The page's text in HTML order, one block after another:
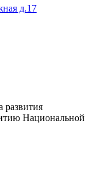
д.17
развития
Национальной